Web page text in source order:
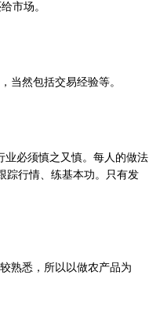
市场。
当然包括交易经验等。
必须慎之又慎。每人的做法
踪行情、练基本功。只有发
熟悉，所以以做农产品为